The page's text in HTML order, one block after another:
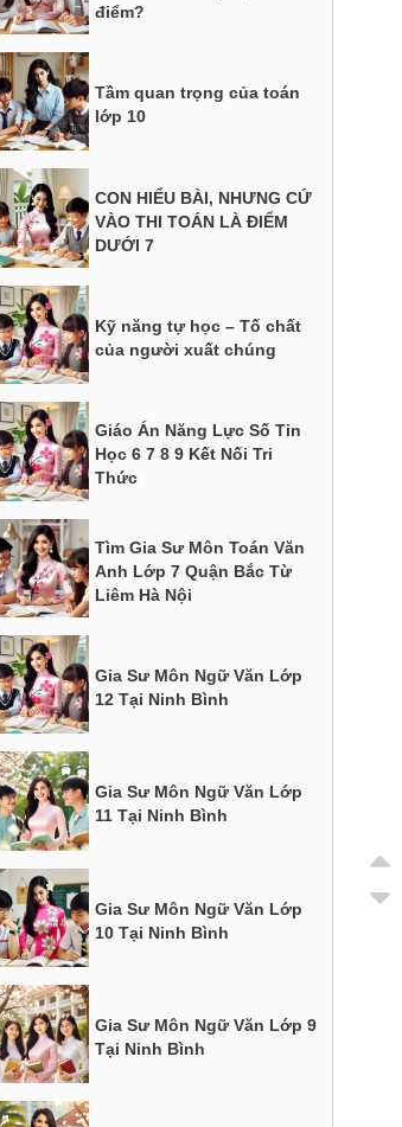
điểm?
Tầm quan trọng của toán
lớp 10
CON HIỂU BÀI, NHƯNG CỨ
VÀO THI TOÁN LÀ ĐIỂM
DƯỚI 7
Kỹ năng tự học – Tố chất
của người xuất chúng
Giáo Án Năng Lực Số Tin
Học 6 7 8 9 Kết Nối Tri
Thức
Tìm Gia Sư Môn Toán Văn
Anh Lớp 7 Quận Bắc Từ
Liêm Hà Nội
Gia Sư Môn Ngữ Văn Lớp
12 Tại Ninh Bình
Gia Sư Môn Ngữ Văn Lớp
11 Tại Ninh Bình
Gia Sư Môn Ngữ Văn Lớp
10 Tại Ninh Bình
Gia Sư Môn Ngữ Văn Lớp 9
Tại Ninh Bình